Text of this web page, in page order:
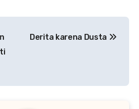
Derita karena Dusta